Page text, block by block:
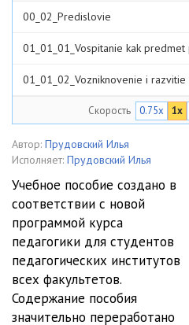
00_02_Predislovie
01_01_01_Vospitanie kak
01_01_02_Vozniknovenie i
01_01_03_Metody nauchno-
01_01_04_Sovremennaya
01_02_01_Osnovnye faktory,
01_02_02_Vozrastnye etapy v
01_02_03_Kritika vzglyadov
formirovanie lichnosti
01_02_04_Voprosy i zadaniya
Скорость 0.75x 1x
Автор: Прудовский Илья
Исполняет: Прудовский Илья
Учебное пособие создано в
соответствии с новой
программой курса
педагогики для студентов
педагогических институтов
всех факультетов.
Содержание пособия
значительно переработано